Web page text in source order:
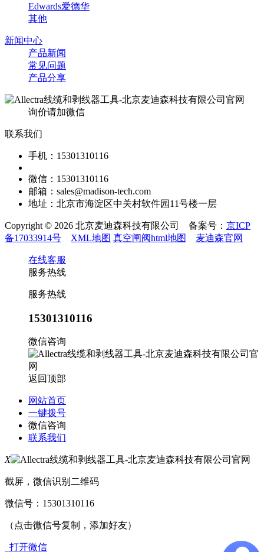
Edwards爱德华
其他
新闻中心
产品新闻
常见问题
产品分享
询价请加微信
联系我们
手机：15301310116
微信：15301310116
邮箱：sales@madison-tech.com
地址：北京市海淀区中关村软件园11号楼一层
Copyright © 2026 北京麦迪森科技有限公司 备案号： 京ICP
备17033914号
XML地图 真空闸阀html地图 麦迪森官网
在线客服
服务热线
服务热线
15301310116
微信咨询
返回顶部
网站首页
一键拨号
微信咨询
联系我们
X
截屏，微信识别二维码
微信号： 15301310116
（点击微信号复制，添加好友）
打开微信